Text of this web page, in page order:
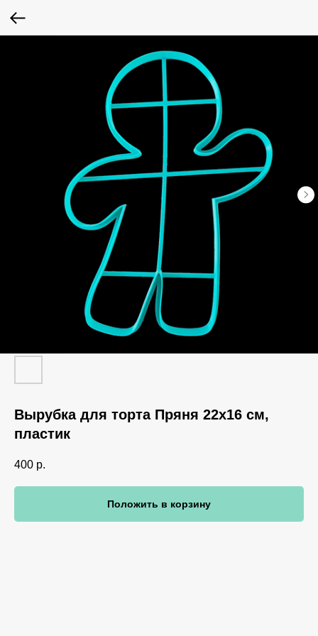
Вырубка для торта Пряня 22х16 см,
пластик
400 р.
Положить в корзину